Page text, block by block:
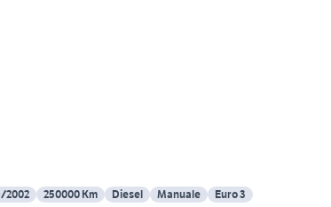
2002 250000 Km Diesel Manuale Euro 3